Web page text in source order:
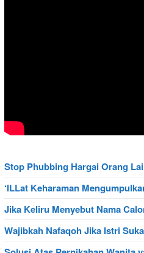
Stop Phubbing Hargai Orang
‘ILLat Keharaman
Jika Keliru Menyebut Nama
Wajibkah Nafaqoh Jika Istri